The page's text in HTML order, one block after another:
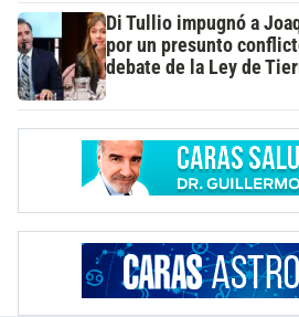
Di Tullio impugnó a
por un presunto
debate de la Ley de